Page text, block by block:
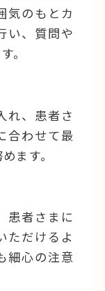
気のもとカ
い、質問や
。
れ、患者さ
合わせて最
ます。
患者さまに
ただけるよ
細心の注意